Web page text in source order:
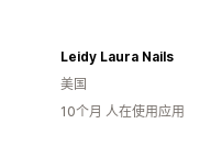
Leidy Laura Nails
美国
10个月 人在使用应用